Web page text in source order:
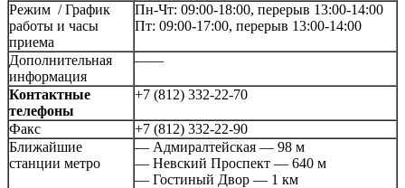
Режим / График
работы и часы
приема
Пн-Чт: 09:00-18:00, перерыв 13:00-14:00
Пт: 09:00-17:00, перерыв 13:00-14:00
Дополнительная
информация
——
Контактные
телефоны
+7 (812) 332-22-70
Факс
+7 (812) 332-22-90
Ближайшие
станции метро
— Адмиралтейская — 98 м
— Невский Проспект — 640 м
— Гостиный Двор — 1 км